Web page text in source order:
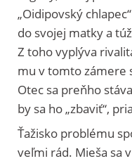
„Oidipovský
do svojej matky a
Z toho vyplýva
mu v tomto zámere
Otec sa preňho
by sa ho „zbaviť“,
Ťažisko problému
veľmi rád. Mieša sa